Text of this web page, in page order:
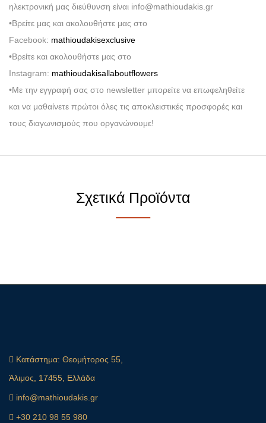
ηλεκτρονική μας διεύθυνση είναι info@mathioudakis.gr
•Βρείτε μας και ακολουθήστε μας στο
Facebook: mathioudakisexclusive
•Βρείτε και ακολουθήστε μας στο
Instagram: mathioudakisallaboutflowers
•Με την εγγραφή σας στο newsletter μπορείτε να επωφεληθείτε
και να μαθαίνετε πρώτοι όλες τις αποκλειστικές προσφορές και
τους διαγωνισμούς που οργανώνουμε!
Σχετικά Προϊόντα
Κατάστημα: Θεομήτορος 55,
Άλιμος, 17455, Ελλάδα
info@mathioudakis.gr
+30 210 98 55 980